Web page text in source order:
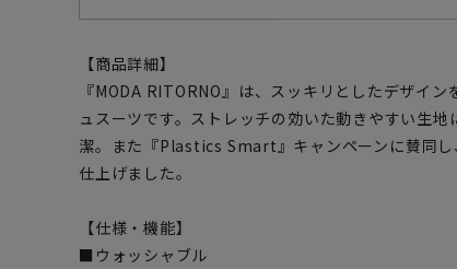
【商品詳細】
『MODA RITORNO』は、スッキリとしたデザイン
ュスーツです。ストレッチの効いた動きやすい生
潔。また『Plastics Smart』キャンペーンに賛同し
仕上げました。
【仕様・機能】
■ウォッシャブル